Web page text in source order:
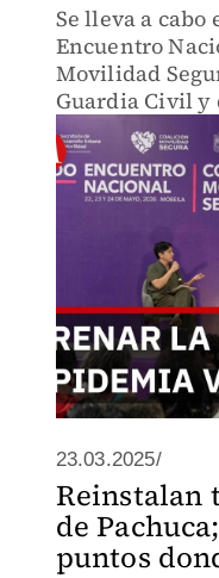
Se lleva a
Encuentro
Movilidad
Guardia Civil y
seguridad vial
23.03.2025/
Reinstalan
de
puntos